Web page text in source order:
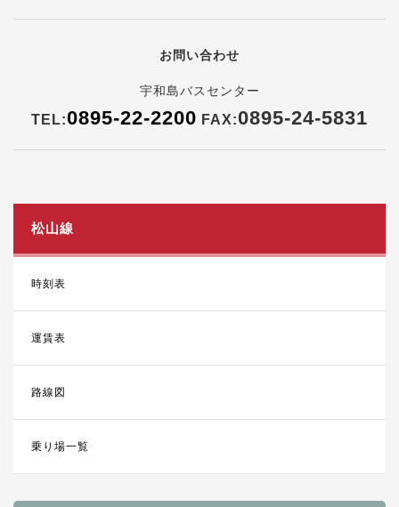
お問い合わせ
宇和島バスセンター
TEL:0895-22-2200 FAX:0895-24-5831
松山線
時刻表
運賃表
路線図
乗り場一覧